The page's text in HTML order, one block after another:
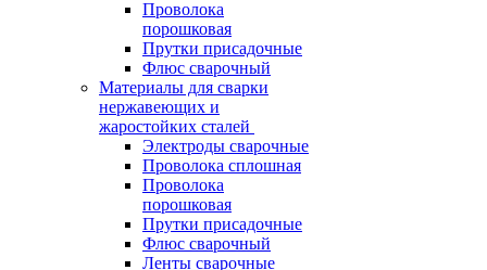
Проволока
порошковая
Прутки присадочные
Флюс сварочный
Материалы для сварки
нержавеющих и
жаростойких сталей
Электроды сварочные
Проволока сплошная
Проволока
порошковая
Прутки присадочные
Флюс сварочный
Ленты сварочные